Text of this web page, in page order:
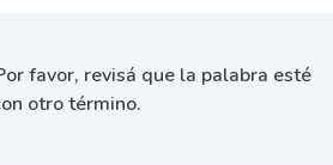
favor, revisá que la palabra esté
otro término.